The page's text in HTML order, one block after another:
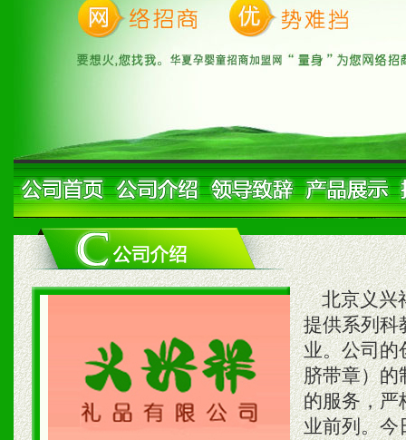
北京义兴
提供系列科
业。公司的
脐带章）的
的服务，严
业前列。今